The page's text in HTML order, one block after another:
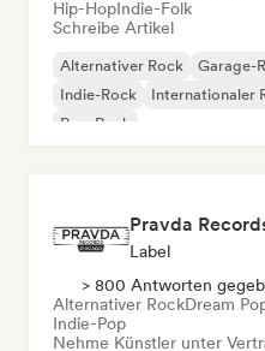
Hip-HopIndie-Folk
Schreibe Artikel
Alternativer Rock Garage-
Indie-Rock
Internationaler
Pop-Rock
Pravda
Label
> 800 Antworten
Alternativer RockDream
Indie-Pop
Nehme Künstler unter